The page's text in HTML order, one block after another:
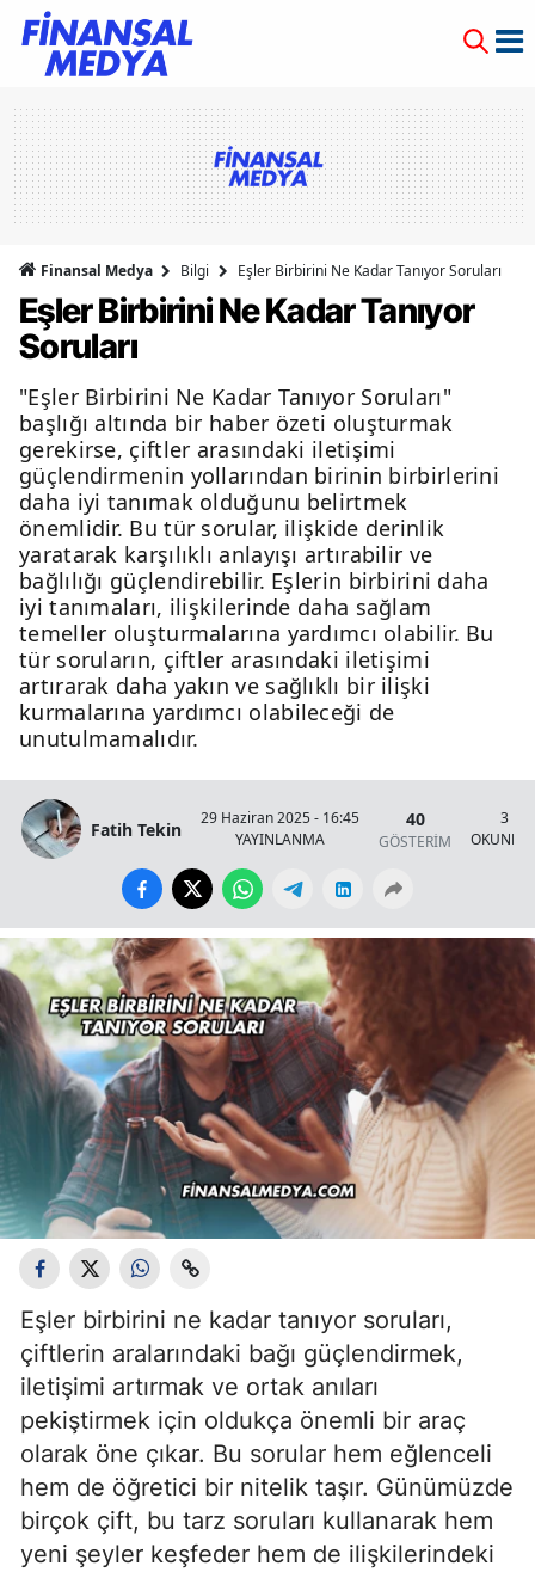
Finansal Medya Bilgi Eşler Birbirini Ne Kadar Tanıyor Soruları
Eşler Birbirini Ne Kadar Tanıyor
Soruları
"Eşler Birbirini Ne Kadar Tanıyor Soruları"
başlığı altında bir haber özeti oluşturmak
gerekirse, çiftler arasındaki iletişimi
güçlendirmenin yollarından birinin birbirlerini
daha iyi tanımak olduğunu belirtmek
önemlidir. Bu tür sorular, ilişkide derinlik
yaratarak karşılıklı anlayışı artırabilir ve
bağlılığı güçlendirebilir. Eşlerin birbirini daha
iyi tanımaları, ilişkilerinde daha sağlam
temeller oluşturmalarına yardımcı olabilir. Bu
tür soruların, çiftler arasındaki iletişimi
artırarak daha yakın ve sağlıklı bir ilişki
kurmalarına yardımcı olabileceği de
unutulmamalıdır.
Fatih Tekin
29 Haziran 2025 - 16:45
YAYINLANMA
40
GÖSTERİM
3
Eşler birbirini ne kadar tanıyor soruları,
çiftlerin aralarındaki bağı güçlendirmek,
iletişimi artırmak ve ortak anıları
pekiştirmek için oldukça önemli bir araç
olarak öne çıkar. Bu sorular hem eğlenceli
hem de öğretici bir nitelik taşır. Günümüzde
birçok çift, bu tarz soruları kullanarak hem
yeni şeyler keşfeder hem de ilişkilerindeki